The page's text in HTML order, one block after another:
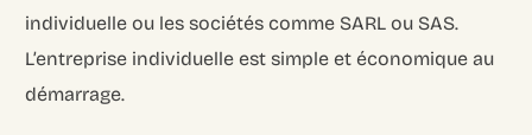
individuelle ou les sociétés comme SARL ou SAS.
L’entreprise individuelle est simple et économique au
démarrage.